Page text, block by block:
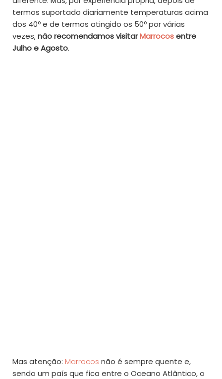
termos suportado diariamente temperaturas acima
dos 40º e de termos atingido os 50º por várias
vezes,não recomendamos visitarMarrocosentre
Julho e Agosto.
Mas atenção: Marrocos não é sempre quente e,
sendo um país que fica entre o Oceano Atlântico, o